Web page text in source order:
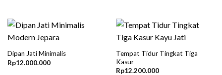
price
Dipan Jati Minimalis
Rp12.000.000
Tempat Tidur Tingkat Tiga
Kasur
Rp12.200.000